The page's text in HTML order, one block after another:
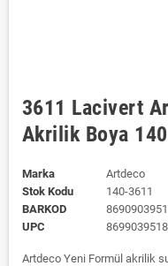
3611 Lacivert
Akrilik Boya 140
Marka
Artdeco
Stok Kodu
140-3611
BARKOD
UPC
Artdeco Yeni Formül akrilik